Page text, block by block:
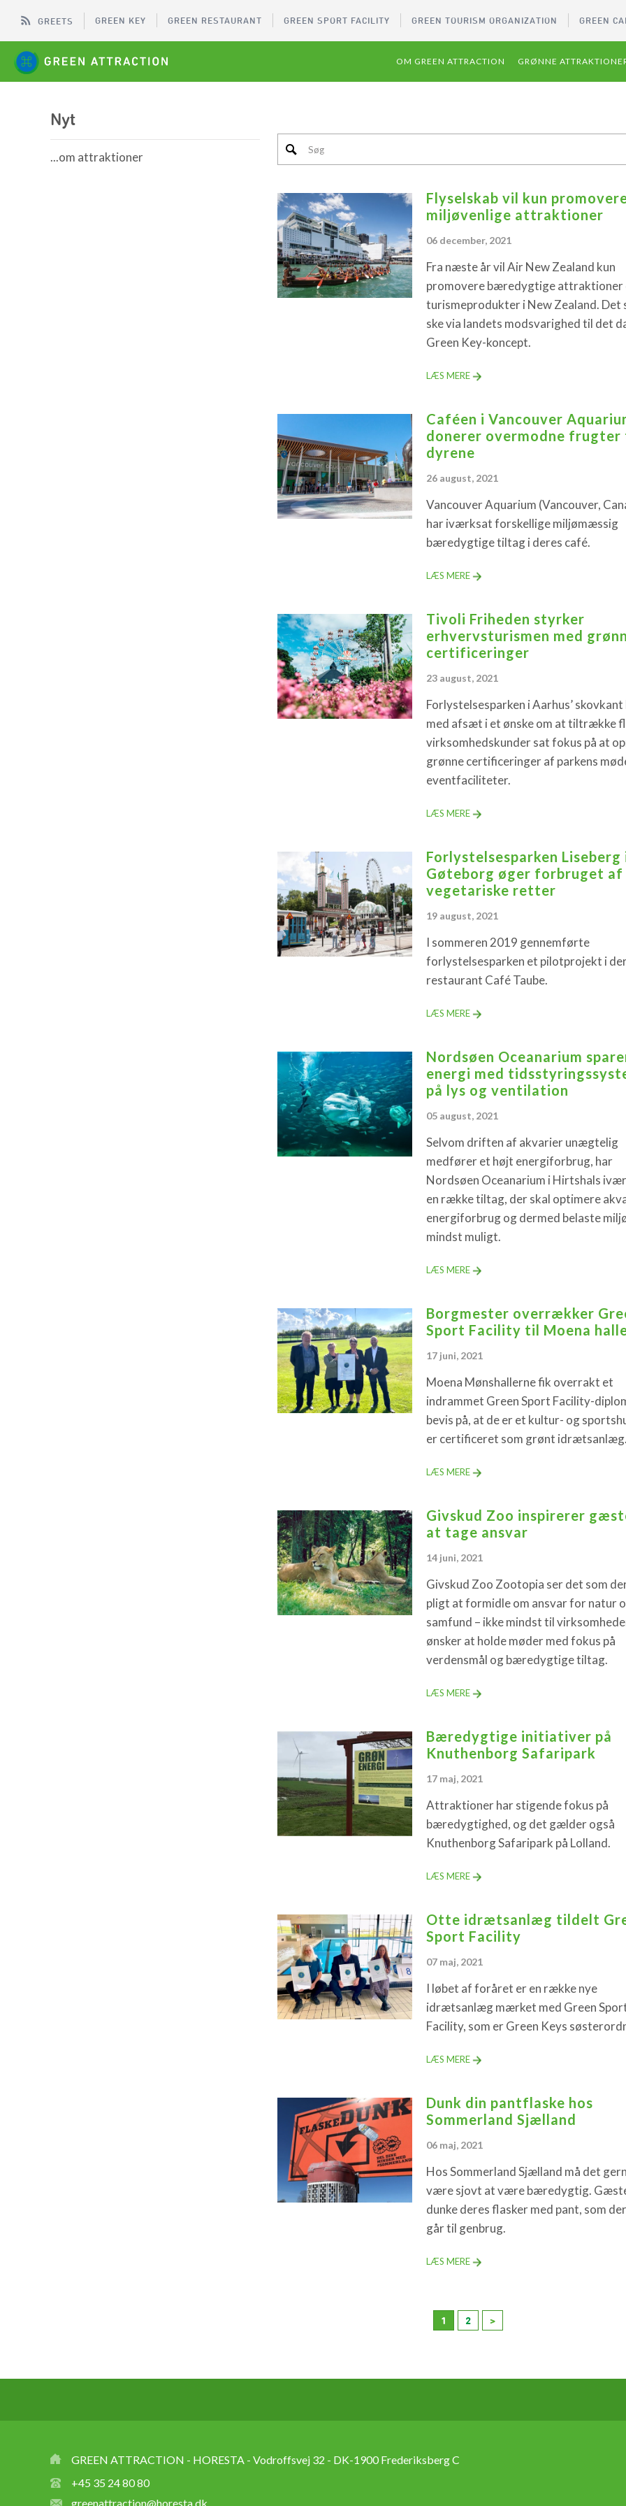
GREETS GREEN KEY GREEN RESTAURANT GREEN SPORT FACILITY GREEN TOURISM ORGANIZATION GREEN
OM GREEN ATTRACTION GRØNNE
Nyt
...om attraktioner
Flyselskab vil kun
miljøvenlige attraktioner
06 december, 2021
Fra næste år vil Air New Zealand kun
promovere bæredygtige attraktioner
turismeprodukter i New Zealand. Det
ske via landets modsvarighed til det
Green Key-koncept.
LÆS MERE
Caféen i Vancouver
donerer overmodne frugter
dyrene
26 august, 2021
Vancouver Aquarium (Vancouver,
har iværksat forskellige miljømæssig
bæredygtige tiltag i deres café.
LÆS MERE
Tivoli Friheden styrker
erhvervsturismen med
certificeringer
23 august, 2021
Forlystelsesparken i Aarhus’ skovkant
med afsæt i et ønske om at tiltrække
virksomhedskunder sat fokus på at
grønne certificeringer af parkens
eventfaciliteter.
LÆS MERE
Forlystelsesparken Liseberg
Gøteborg øger forbruget af
vegetariske retter
19 august, 2021
I sommeren 2019 gennemførte
forlystelsesparken et pilotprojekt i
restaurant Café Taube.
LÆS MERE
Nordsøen Oceanarium
energi med
på lys og ventilation
05 august, 2021
Selvom driften af akvarier unægtelig
medfører et højt energiforbrug, har
Nordsøen Oceanarium i Hirtshals
en række tiltag, der skal optimere
energiforbrug og dermed belaste
mindst muligt.
LÆS MERE
Borgmester overrækker
Sport Facility til Moena
17 juni, 2021
Moena Mønshallerne fik overrakt et
indrammet Green Sport Facility-
bevis på, at de er et kultur- og
er certificeret som grønt idrætsanlæg.
LÆS MERE
Givskud Zoo inspirerer
at tage ansvar
14 juni, 2021
Givskud Zoo Zootopia ser det som
pligt at formidle om ansvar for natur
samfund – ikke mindst til
ønsker at holde møder med fokus på
verdensmål og bæredygtige tiltag.
LÆS MERE
Bæredygtige initiativer på
Knuthenborg Safaripark
17 maj, 2021
Attraktioner har stigende fokus på
bæredygtighed, og det gælder også
Knuthenborg Safaripark på Lolland.
LÆS MERE
Otte idrætsanlæg tildelt
Sport Facility
07 maj, 2021
I løbet af foråret er en række nye
idrætsanlæg mærket med Green
Facility, som er Green Keys
LÆS MERE
Dunk din pantflaske hos
Sommerland Sjælland
06 maj, 2021
Hos Sommerland Sjælland må det
være sjovt at være bæredygtig.
dunke deres flasker med pant, som
går til genbrug.
LÆS MERE
1 2 >
GREEN ATTRACTION - HORESTA - Vodroffsvej 32 - DK-1900 Frederiksberg C
+45 35 24 80 80
greenattraction@horesta.dk